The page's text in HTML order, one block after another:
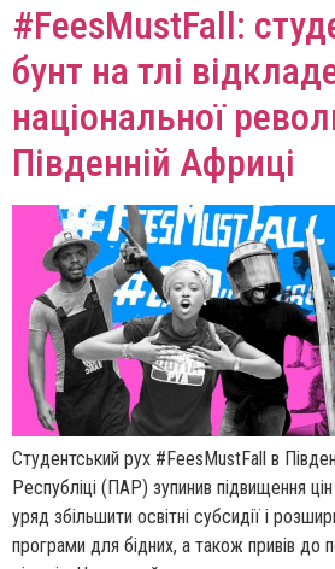
#FeesMustFall:
бунт на тлі
національної
Південній Африці
Студентський рух #FeesMustFall в
Республіці (ПАР) зупинив підвищення
уряд збільшити освітні субсидії і
програми для бідних, а також привів до